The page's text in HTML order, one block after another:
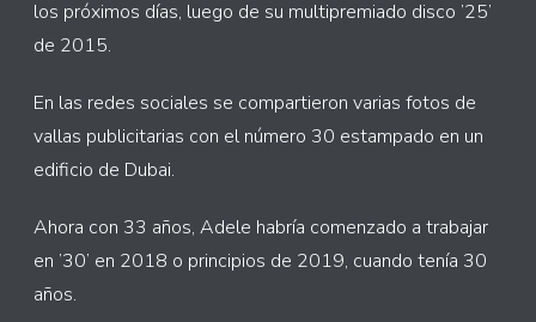
los próximos días, luego de su multipremiado disco ’25’
de 2015.
En las redes sociales se compartieron varias fotos de
vallas publicitarias con el número 30 estampado en un
edificio de Dubai.
Ahora con 33 años, Adele habría comenzado a trabajar
en ’30’ en 2018 o principios de 2019, cuando tenía 30
años.